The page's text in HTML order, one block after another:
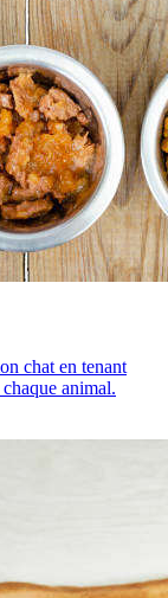
chat en tenant
animal.